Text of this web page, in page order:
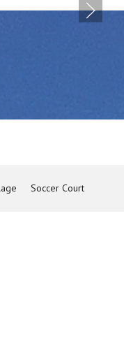
Soccer Court